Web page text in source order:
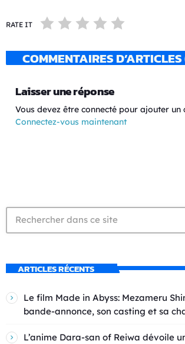
RATE IT
COMMENTAIRES
Laisser une réponse
Vous devez être connecté pour ajouter un
Connectez-vous maintenant
ARTICLES RÉCENTS
Le film Made in Abyss: Mezameru
bande-annonce, son casting et sa
L’anime Dara-san of Reiwa dévoile